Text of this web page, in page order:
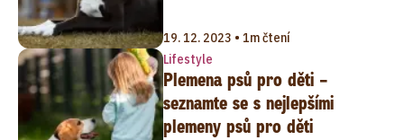
19. 12. 2023 • 1m čtení
Lifestyle
Plemena psů pro děti –
seznamte se s nejlepšími
plemeny psů pro děti